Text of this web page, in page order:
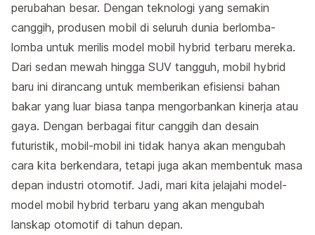
perubahan besar. Dengan teknologi yang semakin
canggih, produsen mobil di seluruh dunia berlomba-
lomba untuk merilis model mobil hybrid terbaru mereka.
Dari sedan mewah hingga SUV tangguh, mobil hybrid
baru ini dirancang untuk memberikan efisiensi bahan
bakar yang luar biasa tanpa mengorbankan kinerja atau
gaya. Dengan berbagai fitur canggih dan desain
futuristik, mobil-mobil ini tidak hanya akan mengubah
cara kita berkendara, tetapi juga akan membentuk masa
depan industri otomotif. Jadi, mari kita jelajahi model-
model mobil hybrid terbaru yang akan mengubah
lanskap otomotif di tahun depan.